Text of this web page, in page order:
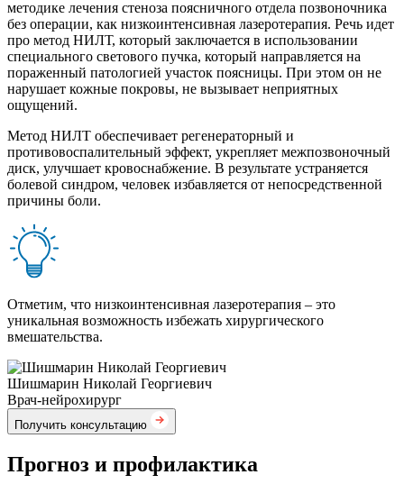
методике лечения стеноза поясничного отдела позвоночника
без операции, как низкоинтенсивная лазеротерапия. Речь идет
про метод НИЛТ, который заключается в использовании
специального светового пучка, который направляется на
пораженный патологией участок поясницы. При этом он не
нарушает кожные покровы, не вызывает неприятных
ощущений.
Метод НИЛТ обеспечивает регенераторный и
противовоспалительный эффект, укрепляет межпозвоночный
диск, улучшает кровоснабжение. В результате устраняется
болевой синдром, человек избавляется от непосредственной
причины боли.
Отметим, что низкоинтенсивная лазеротерапия – это
уникальная возможность избежать хирургического
вмешательства.
Шишмарин Николай Георгиевич
Врач-нейрохирург
Получить консультацию
Прогноз и профилактика